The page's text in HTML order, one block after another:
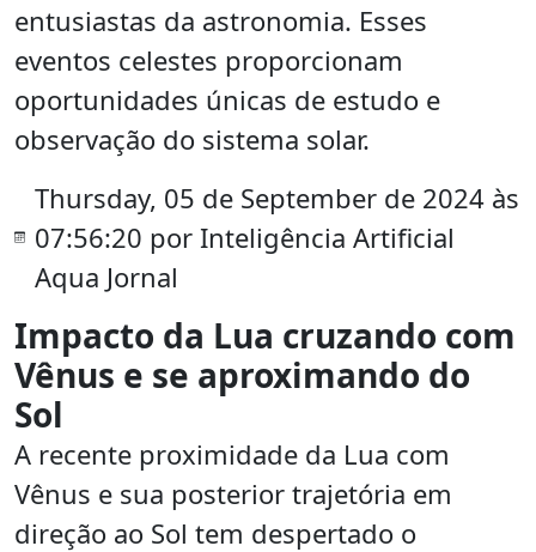
entusiastas da astronomia. Esses
eventos celestes proporcionam
oportunidades únicas de estudo e
observação do sistema solar.
Thursday, 05 de September de 2024 às
07:56:20 por Inteligência Artificial
Aqua Jornal
Impacto da Lua cruzando com
Vênus e se aproximando do
Sol
A recente proximidade da Lua com
Vênus e sua posterior trajetória em
direção ao Sol tem despertado o